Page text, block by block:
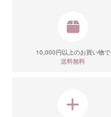
10,000円以上のお買い物で
送料無料